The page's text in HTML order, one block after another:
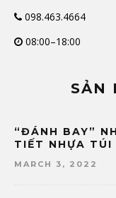
098.463.4664
08:00–18:00
SẢN
“ĐÁNH BAY”
TIẾT NHỰA TÚI
MARCH 3, 2022